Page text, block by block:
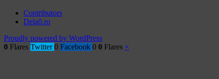
Contributors
Dela0.ro
Proudly powered by WordPress
0 Flares Twitter 0 Facebook 0 0 Flares ×